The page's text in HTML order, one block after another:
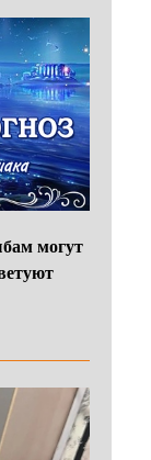
могут